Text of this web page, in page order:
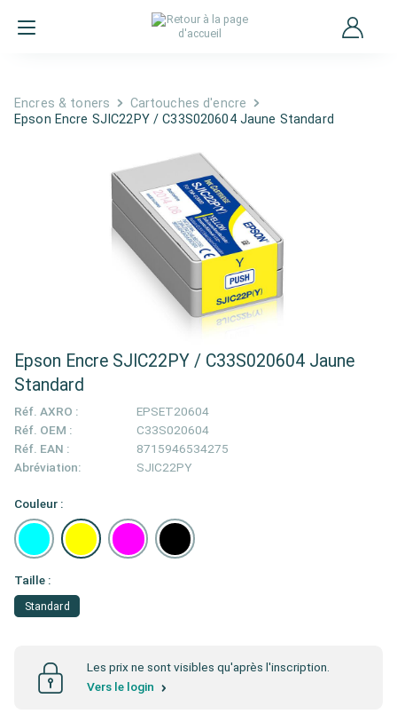
Encres & toners
Cartouches d'encre
Epson Encre SJIC22PY / C33S020604 Jaune Standard
Epson Encre SJIC22PY / C33S020604 Jaune
Standard
Réf. AXRO :
EPSET20604
Réf. OEM :
C33S020604
Réf. EAN :
8715946534275
Abréviation:
SJIC22PY
Couleur :
Taille :
Standard
Les prix ne sont visibles qu'après l'inscription.
Vers le login